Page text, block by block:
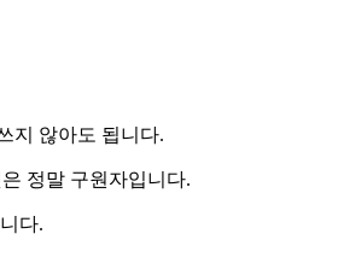
지 않아도 됩니다.
정말 구원자입니다.
다.